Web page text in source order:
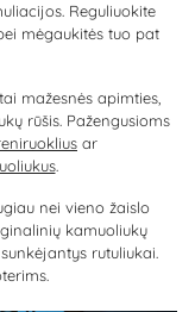
Reguliuokite
mėgaukitės tuo pat
mažesnės apimties,
rūšis. Pažengusioms
ar
.
nei vieno žaislo
kamuoliukų
rutuliukai.